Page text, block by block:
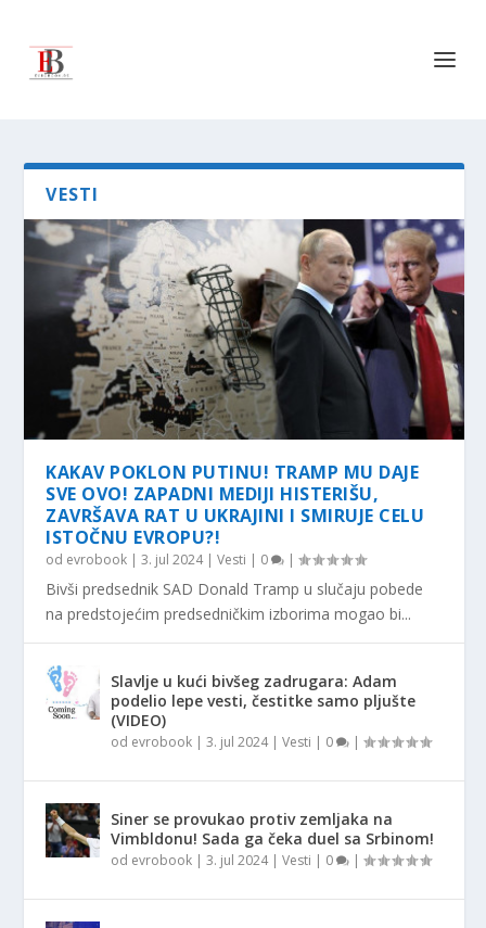
VESTI
KAKAV POKLON PUTINU! TRAMP MU DAJE
SVE OVO! ZAPADNI MEDIJI HISTERIŠU,
ZAVRŠAVA RAT U UKRAJINI I SMIRUJE CELU
ISTOČNU EVROPU?!
od evrobook |3. jul 2024|Vesti | 0 |
Bivši predsednik SAD Donald Tramp u slučaju pobede
na predstojećim predsedničkim izborima mogao bi...
Slavlje u kući bivšeg zadrugara: Adam
podelio lepe vesti, čestitke samo pljušte
(VIDEO)
od evrobook |3. jul 2024|Vesti | 0 |
Siner se provukao protiv zemljaka na
Vimbldonu! Sada ga čeka duel sa Srbinom!
od evrobook |3. jul 2024|Vesti | 0 |